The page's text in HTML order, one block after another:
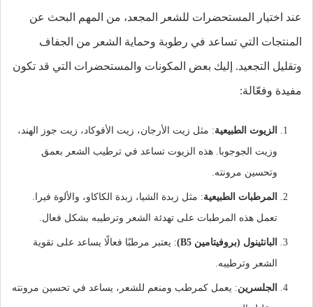
عند اختيار المستحضرات للشعر المجعد، من المهم البحث عن
المنتجات التي تساعد في رطوبة وحماية الشعر من الجفاف
وتقليل التجعيد. إليك بعض المكونات والمستحضرات التي قد تكون
مفيدة وفعّالة:
الزيوت الطبيعية: مثل زيت الأرجان، زيت الأفوكاد، زيت جوز الهند،
وزيت الجوجوبا. هذه الزيوت تساعد في ترطيب الشعر بعمق
وتحسين مرونته.
المرطبات الطبيعية: مثل زبدة الشيا، زبدة الكاكاو، والألوة فيرا.
تعمل هذه المرطبات على تهدئة الشعر وترطيبه بشكل فعال.
البانثينول (بروفيتامين B5)
: يعتبر مرطبًا فعالًا يساعد على تقوية
الشعر وترطيبه.
الجلسرين: يعمل كمرطب ومنعم للشعر، يساعد في تحسين مرونته